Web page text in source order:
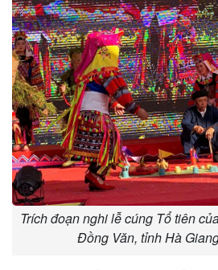
Trích đoạn nghi lễ cúng Tổ tiên
Đồng Văn, tỉnh Hà